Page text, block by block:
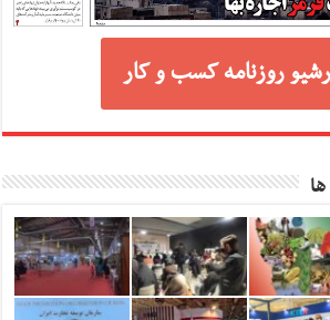
روزنامه کسب و کار